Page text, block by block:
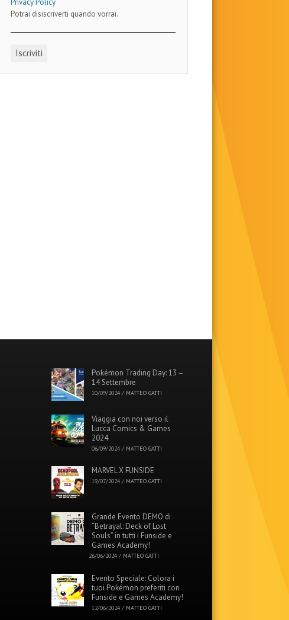
Potrai disiscriverti quando vorrai.
Pokémon Trading Day: 13 –
14 Settembre
10/09/2024/ MATTEO GATTI
Viaggia con noi verso il
Lucca Comics & Games
2024
06/09/2024/ MATTEO GATTI
MARVEL X FUNSIDE
19/07/2024/ MATTEO GATTI
Grande Evento DEMO di
“Betrayal: Deck of Lost
Souls” in tutti i Funside e
Games Academy!
26/06/2024/ MATTEO GATTI
Evento Speciale: Colora i
tuoi Pokémon preferiti con
Funside e Games Academy!
12/06/2024/ MATTEO GATTI